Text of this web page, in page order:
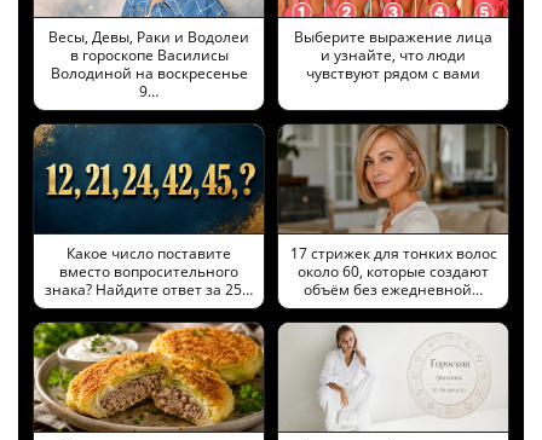
Весы, Девы, Раки и Водолеи
в гороскопе Василисы
Володиной на воскресенье
9…
Выберите выражение лица
и узнайте, что люди
чувствуют рядом с вами
Какое число поставите
вместо вопросительного
знака? Найдите ответ за 25…
17 стрижек для тонких волос
около 60, которые создают
объём без ежедневной…